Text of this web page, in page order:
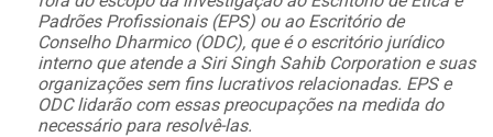
Padrões Profissionais (EPS) ou ao Escritório de
Conselho Dharmico (ODC), que é o escritório jurídico
interno que atende a Siri Singh Sahib Corporation e suas
organizações sem fins lucrativos relacionadas. EPS e
ODC lidarão com essas preocupações na medida do
necessário para resolvê-las.